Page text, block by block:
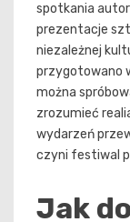
spotkania
prezentacje
niezależnej
przygotowano
można
zrozumieć
wydarzeń
czyni festiwal
Jak